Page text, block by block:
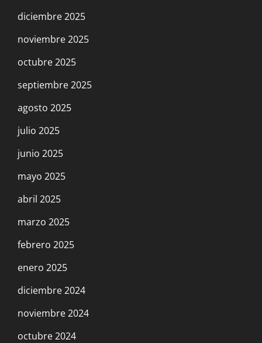
diciembre 2025
noviembre 2025
octubre 2025
septiembre 2025
agosto 2025
julio 2025
junio 2025
mayo 2025
abril 2025
marzo 2025
febrero 2025
enero 2025
diciembre 2024
noviembre 2024
octubre 2024